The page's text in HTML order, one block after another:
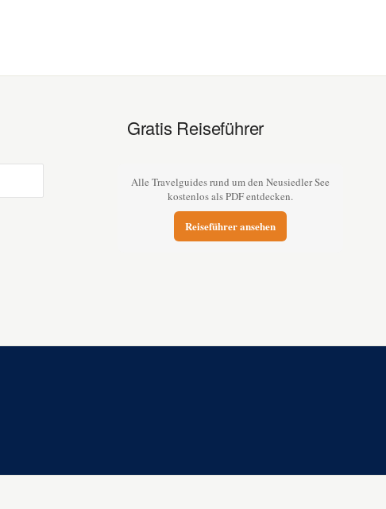
Gratis Reiseführer
Alle Travelguides rund um den Neusiedler See
kostenlos als PDF entdecken.
Reiseführer ansehen